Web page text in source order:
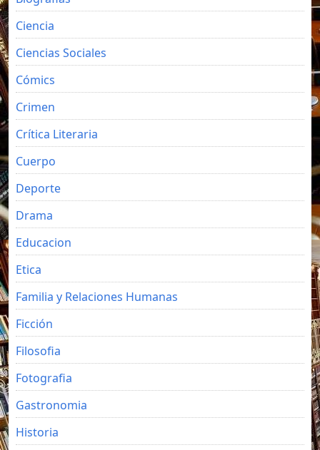
Ciencia
Ciencias Sociales
Cómics
Crimen
Crítica Literaria
Cuerpo
Deporte
Drama
Educacion
Etica
Familia y Relaciones Humanas
Ficción
Filosofia
Fotografia
Gastronomia
Historia